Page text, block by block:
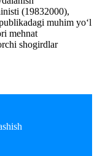
(19832000),
muhim yoʻl
mehnat
shogirdlar